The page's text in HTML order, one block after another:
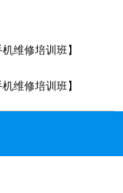
维修培训班】
机维修培训班】
机维修培训班】
机维修培训班】
维修培训班】